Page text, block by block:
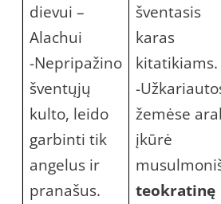
dievui –
Alachui
-Nepripažino
šventųjų
kulto, leido
garbinti tik
angelus ir
pranašus.
šventasis
karas
kitatikiams.
-
žemėse
įkūrė
teokratinę